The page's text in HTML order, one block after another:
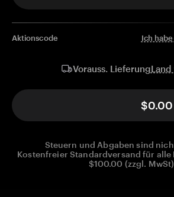
Aktionscode Ich
Vorauss. LieferungLand
$0.00
Steuern und Abgaben sind
Kostenfreier Standardversand für alle
$100.00 (zzgl.